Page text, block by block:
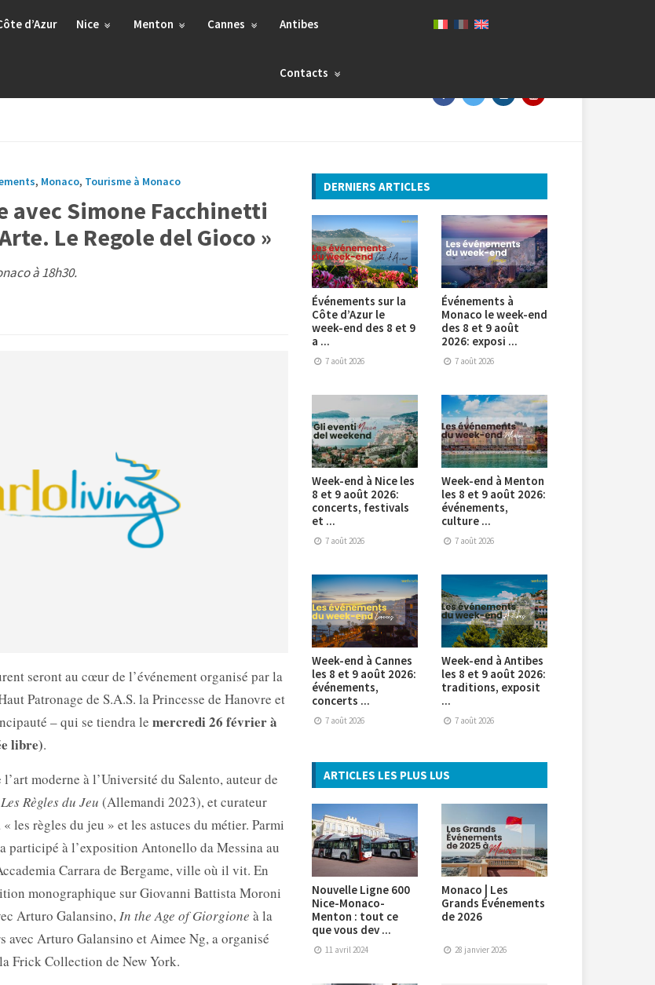
d’Azur Nice Menton Cannes Antibes
Contacts
, Monaco, Tourisme à Monaco
avec Simone Facchinetti
Le Regole del Gioco »
à 18h30.
seront au cœur de l’événement organisé par la
Patronage de S.A.S. la Princesse de Hanovre et
– qui se tiendra le mercredi 26 février à
libre).
moderne à l’Université du Salento, auteur de
Règles du Jeu (Allemandi 2023), et curateur
les règles du jeu » et les astuces du métier. Parmi
à l’exposition Antonello da Messina au
Carrara de Bergame, ville où il vit. En
monographique sur Giovanni Battista Moroni
Arturo Galansino,In the Age of Giorgione à la
Arturo Galansino et Aimee Ng, a organisé
Frick Collection de New York.
DERNIERS ARTICLES
Événements sur la
Côte d’Azur le
week-end des 8 et 9
a ...
7 août 2026
Événements à
Monaco le week-end
des 8 et 9 août
2026: exposi ...
7 août 2026
Week-end à Nice les
8 et 9 août 2026:
concerts, festivals
et ...
7 août 2026
Week-end à Menton
les 8 et 9 août 2026:
événements,
culture ...
7 août 2026
Week-end à Cannes
les 8 et 9 août 2026:
événements,
concerts ...
7 août 2026
Week-end à Antibes
les 8 et 9 août 2026:
traditions, exposit
...
7 août 2026
ARTICLES LES PLUS LUS
Nouvelle Ligne 600
Nice-Monaco-
Menton : tout ce
que vous dev ...
11 avril 2024
Monaco | Les
Grands Événements
de 2026
28 janvier 2026